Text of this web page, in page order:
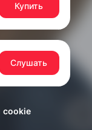
Купить
Слушать
cookie